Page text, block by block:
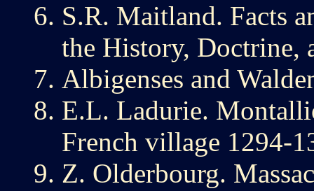
S.R. Maitland. Facts
the History, Doctrine,
Albigenses and
E.L. Ladurie.
French village 1294-
Z. Olderbourg.